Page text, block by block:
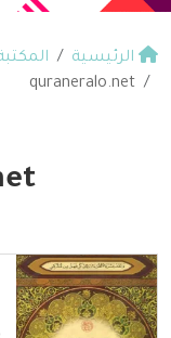
الرئيسية
quraneralo.net